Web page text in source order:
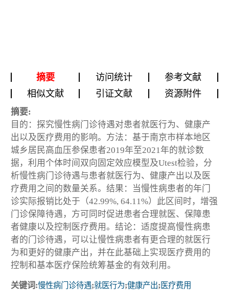
摘要 访问统计
参考文献
相似文献
引证文献 资源附件
摘要:
目的：探究慢性病门诊待遇对患者就医行为、健康产
出以及医疗费用的影响。方法：基于南京市样本地区
城乡居民高血压参保患者2019年至2021年的就诊数
据，利用个体时间双向固定效应模型及Utest检验，分
析慢性病门诊待遇与患者就医行为、健康产出以及医
疗费用之间的数量关系。结果：当慢性病患者的年门
诊实际报销比处于（42.99%, 64.11%）此区间时，增强
门诊保障待遇，方可同时促进患者合理就医、保障患
者健康以及控制医疗费用。结论：适度提高慢性病患
者的门诊待遇，可以让慢性病患者有更合理的就医行
为和更好的健康产出，并在此基础上实现医疗费用的
控制和基本医疗保险统筹基金的有效利用。
关键词:慢性病门诊待遇;就医行为;健康产出; 医疗费用